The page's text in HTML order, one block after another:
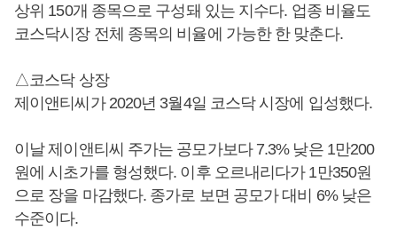
상위 150개 종목으로 구성돼 있는 지수다. 업종 비율도
코스닥시장 전체 종목의 비율에 가능한 한 맞춘다.
△코스닥 상장
제이앤티씨가 2020년 3월4일 코스닥 시장에 입성했다.
이날 제이앤티씨 주가는 공모가보다 7.3% 낮은 1만200
원에 시초가를 형성했다. 이후 오르내리다가 1만350원
으로 장을 마감했다. 종가로 보면 공모가 대비 6% 낮은
수준이다.